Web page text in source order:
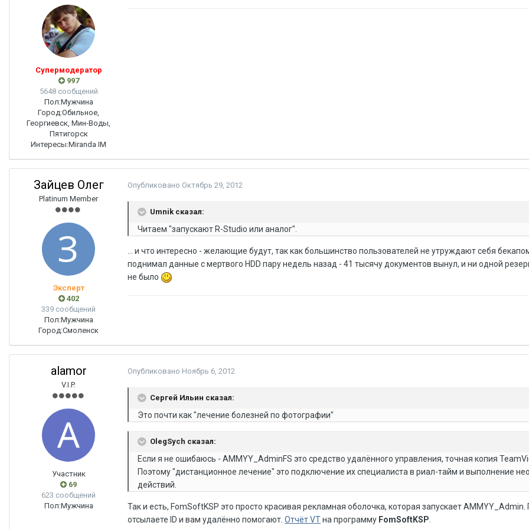
Супермодератор
997
5648 сообщений
Пол:Мужчина
Город:Обильное,
Георгиевск, Мин-Воды,
Пятигорск
Интересы:Miranda IM
Зайцев Олег
Platinum Member
Эксперт
402
339 сообщений
Пол:Мужчина
Город:Смоленск
Опубликовано Октябрь 29, 2012
Umnik сказал:
Читаем "запускают R-Studio или аналог".
... и что интересно - желающие будут, так как большинство пользователей не утруждают себя
поднимал данные с мертвого HDD пару недель назад - 41 тысячу документов вынул, и ни одной
не было
alamor
V.I.P.
Участник
69
623 сообщений
Пол:Мужчина
Опубликовано Ноябрь 6, 2012
Сергей Ильин сказал:
Это почти как "лечение болезней по фотографии"
OlegSych сказал:
Если я не ошибаюсь - AMMYY_AdminFS это средство удалённого управления, точная копия
Поэтому "дистанционное лечение" это подключение их специалиста в риал-тайм и выполнение
действий.
Так и есть, FomSoftKSP это просто красивая рекламная оболочка, которая запускает AMMYY_Admin.
отсылаете ID и вам удалённо помогают. Отчёт VTна программу FomSoftKSP